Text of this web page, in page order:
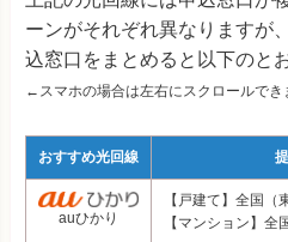
スマホセット割
フレ
エ
ーンがそれぞれ異なりますが
込窓口をまとめると以下のと
←スマホの場合は左右にスクロールで
おすすめ光回線
auひかり
【戸建て】全国（
【マンション】全